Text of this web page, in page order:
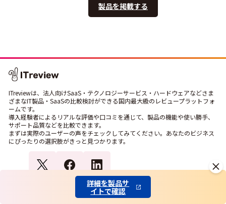
詳細を製品サ
イトで確認
製品を掲載する
ITreviewは、法人向けSaaS・テクノロジーサービス・ハードウェアなどさま
ざまなIT製品・SaaSの比較検討ができる国内最大級のレビュープラットフォ
ームです。
導入経験者によるリアルな評価や口コミを通じて、製品の機能や使い勝手、
サポート品質などを比較できます。
まずは実際のユーザーの声をチェックしてみてください。あなたのビジネス
にぴったりの選択肢がきっと見つかります。